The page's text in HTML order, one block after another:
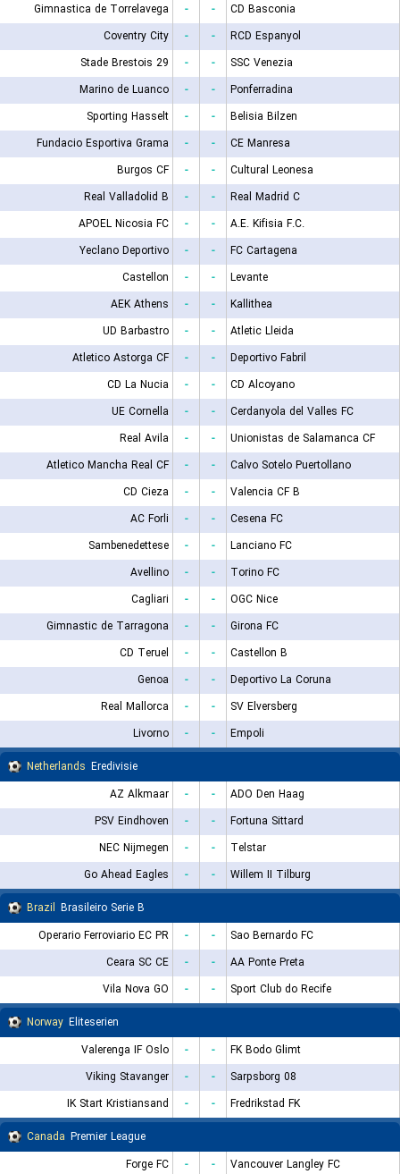
Gimnastica de Torrelavega
- -
CD Basconia
Coventry City
- -
RCD Espanyol
Stade Brestois 29
- -
SSC Venezia
Marino de Luanco
- -
Ponferradina
Sporting Hasselt
- -
Belisia Bilzen
Fundacio Esportiva Grama
- -
CE Manresa
Burgos CF
- -
Cultural Leonesa
Real Valladolid B
- -
Real Madrid C
APOEL Nicosia FC
- -
A.E. Kifisia F.C.
Yeclano Deportivo
- -
FC Cartagena
Castellon
- -
Levante
AEK Athens
- -
Kallithea
UD Barbastro
- -
Atletic Lleida
Atletico Astorga CF
- -
Deportivo Fabril
CD La Nucia
- -
CD Alcoyano
UE Cornella
- -
Cerdanyola del Valles FC
Real Avila
- -
Unionistas de Salamanca CF
Atletico Mancha Real CF
- -
Calvo Sotelo Puertollano
CD Cieza
- -
Valencia CF B
AC Forli
- -
Cesena FC
Sambenedettese
- -
Lanciano FC
Avellino
- -
Torino FC
Cagliari
- -
OGC Nice
Gimnastic de Tarragona
- -
Girona FC
CD Teruel
- -
Castellon B
Genoa
- -
Deportivo La Coruna
Real Mallorca
- -
SV Elversberg
Livorno
- -
Empoli
Netherlands Eredivisie
AZ Alkmaar
- -
ADO Den Haag
PSV Eindhoven
- -
Fortuna Sittard
NEC Nijmegen
- -
Telstar
Go Ahead Eagles
- -
Willem II Tilburg
Brazil Brasileiro Serie B
Operario Ferroviario EC PR
- -
Sao Bernardo FC
Ceara SC CE
- -
AA Ponte Preta
Vila Nova GO
- -
Sport Club do Recife
Norway Eliteserien
Valerenga IF Oslo
- -
FK Bodo Glimt
Viking Stavanger
- -
Sarpsborg 08
IK Start Kristiansand
- -
Fredrikstad FK
Canada Premier League
Forge FC
- - Vancouver Langley FC